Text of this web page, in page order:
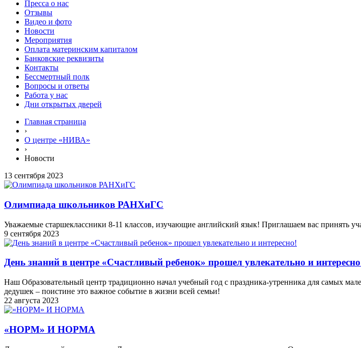
Пресса о нас
Отзывы
Видео и фото
Новости
Мероприятия
Оплата материнским капиталом
Банковские реквизиты
Контакты
Бессмертный полк
Вопросы и ответы
Работа у нас
Дни открытых дверей
Главная страница
›
О центре «НИВА»
›
Новости
13 сентября 2023
Олимпиада школьников РАНХиГС
Уважаемые старшеклассники 8-11 классов, изучающие английский язык! Приглашаем вас
9 сентября 2023
День знаний в центре «Счастливый ребенок» прошел увлекательно и
Наш Образовательный центр традиционно начал учебный год с праздника-утренника для самых
дедушек – поистине это важное событие в жизни всей семьи!
22 августа 2023
«НОРМ» И НОРМА